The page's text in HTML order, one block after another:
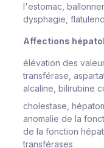
l'estomac,
dysphagie,
Affections
élévation des
transférase,
alcaline, bilirubine
cholestase,
anomalie de la
de la fonction
transférases